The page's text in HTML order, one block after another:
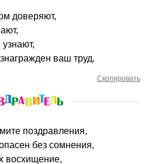
доверяют,
ваш труд.
Скопировать
поздравления,
без сомнения,
восхищение,